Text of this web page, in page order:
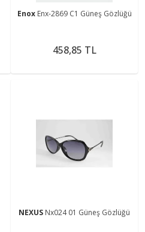
Enox Enx-2869 C1 Güneş Gözlüğü
458,85 TL
NEXUS Nx024 01 Güneş Gözlüğü